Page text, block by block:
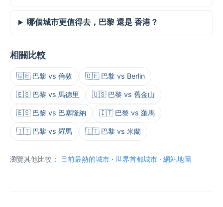
哪個城市更值得去，巴黎 還是 香港？
相關比較
🇬🇧 巴黎 vs 倫敦 🇩🇪 巴黎 vs Berlin
🇪🇸 巴黎 vs 馬德里 🇺🇸 巴黎 vs 舊金山
🇪🇸 巴黎 vs 巴塞隆納 🇮🇹 巴黎 vs 羅馬
🇮🇹 巴黎 vs 羅馬 🇮🇹 巴黎 vs 米蘭
瀏覽其他比較： 目前最熱的城市 · 世界首都城市 · 網站地圖